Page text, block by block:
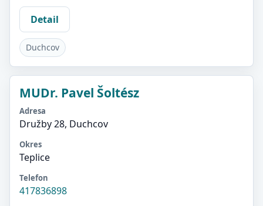
Detail
Duchcov
MUDr. Pavel Šoltész
Adresa
Družby 28, Duchcov
Okres
Teplice
Telefon
417836898